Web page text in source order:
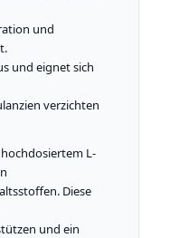
und
und eignet sich
verzichten
L-
Diese
und ein